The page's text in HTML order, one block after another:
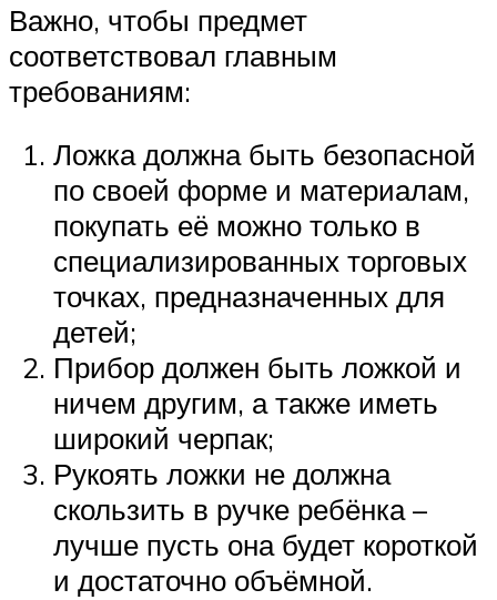
Важно, чтобы предмет
соответствовал главным
требованиям:
Ложка должна быть безопасной
по своей форме и материалам,
покупать её можно только в
специализированных торговых
точках, предназначенных для
детей;
Прибор должен быть ложкой и
ничем другим, а также иметь
широкий черпак;
Рукоять ложки не должна
скользить в ручке ребёнка –
лучше пусть она будет короткой
и достаточно объёмной.